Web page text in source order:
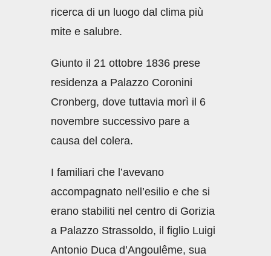
ricerca di un luogo dal clima più
mite e salubre.
Giunto il 21 ottobre 1836 prese
residenza a Palazzo Coronini
Cronberg, dove tuttavia morì il 6
novembre successivo pare a
causa del colera.
I familiari che l’avevano
accompagnato nell’esilio e che si
erano stabiliti nel centro di Gorizia
a Palazzo Strassoldo, il figlio Luigi
Antonio Duca d’Angoulême, sua